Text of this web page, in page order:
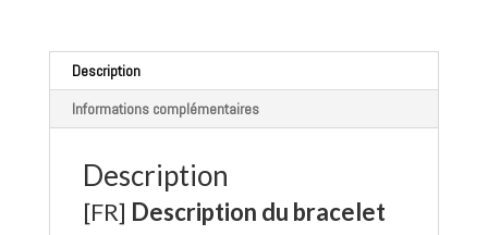
Description
Informations complémentaires
Description
[FR] Description du bracelet